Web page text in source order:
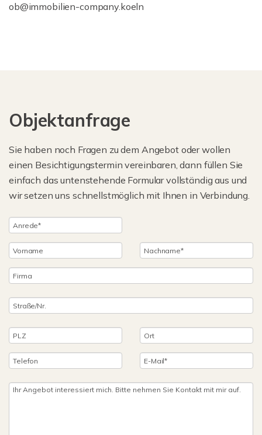
ob@immobilien-company.koeln
Objektanfrage
Sie haben noch Fragen zu dem Angebot oder wollen
einen Besichtigungstermin vereinbaren, dann füllen Sie
einfach das untenstehende Formular vollständig aus und
wir setzen uns schnellstmöglich mit Ihnen in Verbindung.